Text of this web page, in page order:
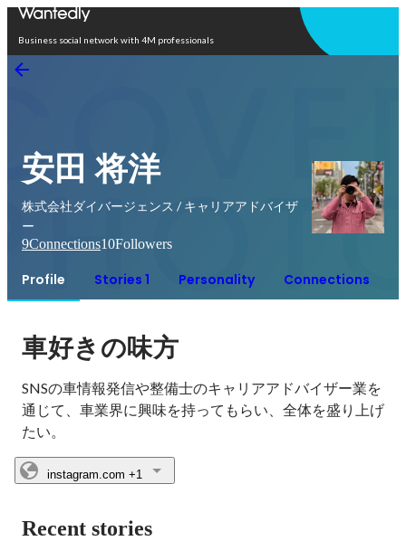
Business social network with 4M professionals
安田 将洋
株式会社ダイバージェンス / キャリアアドバイザ
ー
9Connections10Followers
Profile Stories 1 Personality Connections
車好きの味方
SNSの車情報発信や整備士のキャリアアドバイザー業を
通じて、車業界に興味を持ってもらい、全体を盛り上げ
たい。
instagram.com +1
Recent stories